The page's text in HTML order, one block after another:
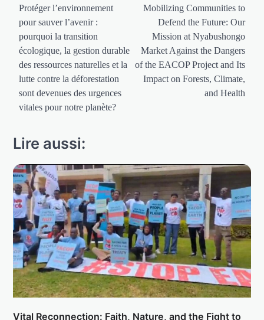
de
l’article
Protéger l’environnement
pour sauver l’avenir :
pourquoi la transition
écologique, la gestion durable
des ressources naturelles et la
lutte contre la déforestation
sont devenues des urgences
vitales pour notre planète?
Mobilizing Communities to
Defend the Future: Our
Mission at Nyabushongo
Market Against the Dangers
of the EACOP Project and Its
Impact on Forests, Climate,
and Health
Lire aussi:
Vital Reconnection: Faith, Nature, and the Fight to